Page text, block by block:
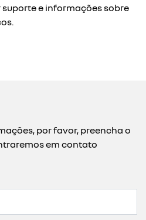
e informações sobre
por favor, preencha o
em contato